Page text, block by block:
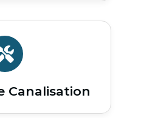
Canalisation